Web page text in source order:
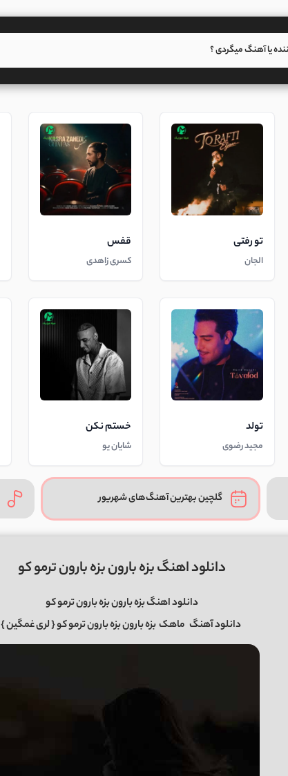
تو رفتی
الجان
قفس
کسری زاهدی
تولد
مجید رضوی
خستم نکن
شایان یو
گلچین بهترین آهنگ‌های شهریور
دانلود اهنگ بزه بارون بزه بارون ترمو کو
دانلود اهنگ بزه بارون بزه بارون ترمو کو
دانلود آهنگ ماهکبزه بارون بزه بارون ترمو کو{ لری غمگین }